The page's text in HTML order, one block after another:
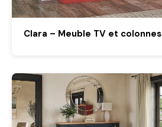
Clara – Meuble TV et colonnes